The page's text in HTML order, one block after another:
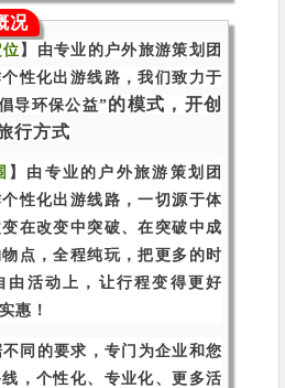
况
】由专业的户外旅游策划团
性化出游线路，我们致力于
导环保公益”的模式，开创
行方式
】由专业的户外旅游策划团
性化出游线路，一切源于体
在改变中突破、在突破中成
点，全程纯玩，把更多的时
由活动上，让行程变得更好
惠！
同的要求，专门为企业和您
，个性化、专业化、更多活